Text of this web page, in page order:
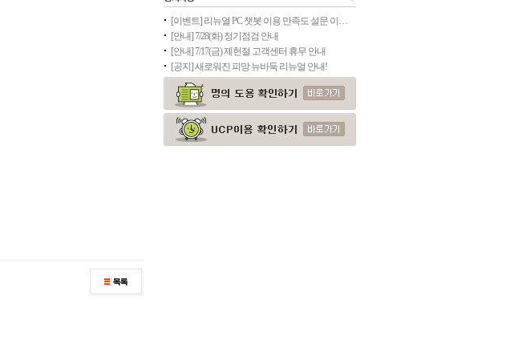
[이벤트] 리뉴얼 PC 챗봇 이용 만족도 설문 이벤트
[안내] 7/28(화) 정기점검 안내
[안내] 7/17(금) 제헌절 고객센터 휴무 안내
[공지] 새로워진 피망 뉴바둑 리뉴얼 안내!